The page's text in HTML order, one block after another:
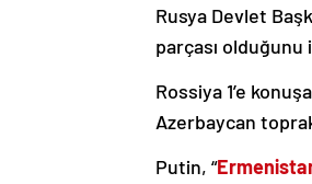
Rusya Devlet
parçası
Rossiya 1’e
Azerbaycan
Putin, “